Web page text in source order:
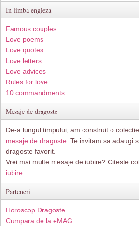
In limba engleza
Famous couples
Love poems
Love quotes
Love letters
Love advices
Rules for love
10 commandments
Mesaje de dragoste
De-a lungul timpului, am construit o
mesaje de dragoste . Te invitam sa adaugi
dragoste favorit.
Vrei mai multe mesaje de iubire? Citeste
iubire.
Parteneri
Horoscop Dragoste
Cumpara de la eMAG